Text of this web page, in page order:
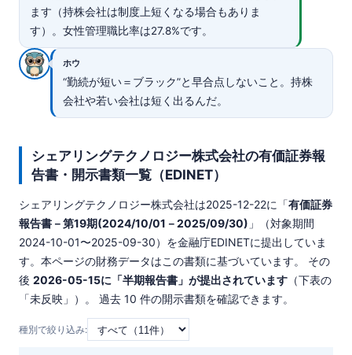
ます（持株会社は制度上短くなる場合もありま
す）。女性管理職比率は27.8%です。
ホウ
“勤続が短い＝ブラック”と早合点しないこと。持株
会社や若い会社は短く出るんだ。
シェアリングテクノロジー株式会社の有価証券報
告書・開示書類一覧（EDINET）
シェアリングテクノロジー株式会社は2025-12-22に「有価証券
報告書－第19期(2024/10/01－2025/09/30) 」（対象期間
2024-10-01〜2025-09-30）を金融庁EDINETに提出していま
す。本ページの財務データはこの書類に基づいています。 その
後 2026-05-15に「半期報告書」が提出されています （下表の
「未反映」）。 過去 10 件の開示書類を確認できます。
種別で絞り込み: